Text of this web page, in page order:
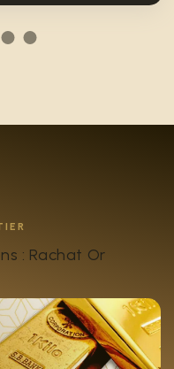
: Rachat Or